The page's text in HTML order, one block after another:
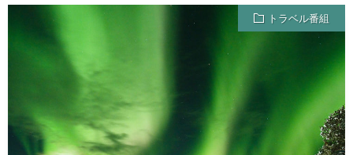
トラベル番組